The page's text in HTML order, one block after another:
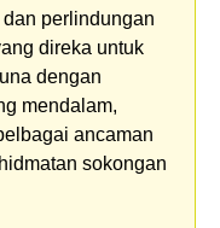
perlindungan
direka untuk
dengan
mendalam,
ancaman
sokongan